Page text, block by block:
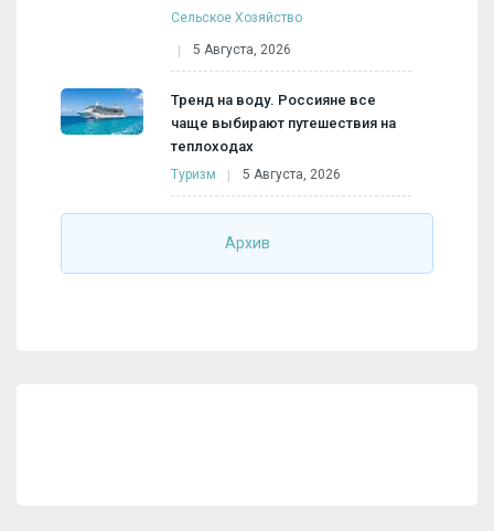
Сельское Хозяйство
5 Августа, 2026
Тренд на воду. Россияне все
чаще выбирают путешествия на
теплоходах
Туризм 5 Августа, 2026
Архив